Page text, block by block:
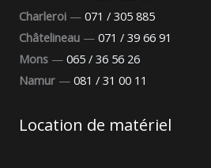
Charleroi — 071 / 305 885
Châtelineau — 071 / 39 66 91
Mons — 065 / 36 56 26
Namur — 081 / 31 00 11
Location de matériel